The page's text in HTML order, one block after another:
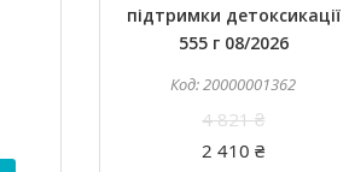
підтримки детоксикації
555 г 08/2026
20000001362
4 821 ₴
2 410 ₴